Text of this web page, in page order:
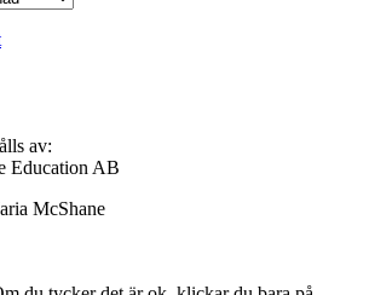
av:
Education AB
McShane